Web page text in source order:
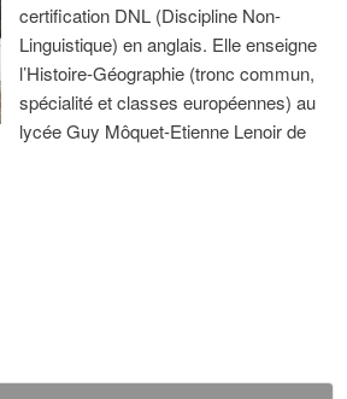
certification DNL (Discipline Non-
Linguistique) en anglais. Elle enseigne
l’Histoire-Géographie (tronc commun,
spécialité et classes européennes) au
lycée Guy Môquet-Etienne Lenoir de